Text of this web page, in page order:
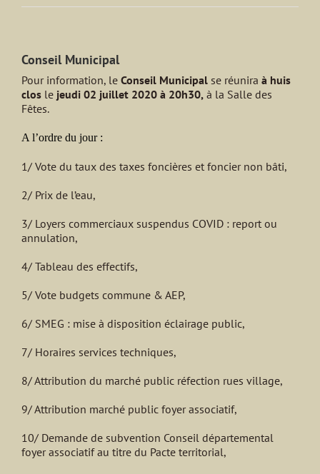
Conseil Municipal
Pour information, le Conseil Municipal se réunira à huis
clos le jeudi 02 juillet 2020 à 20h30, à la Salle des
Fêtes.
A l’ordre du jour :
1/ Vote du taux des taxes foncières et foncier non bâti,
2/ Prix de l’eau,
3/ Loyers commerciaux suspendus COVID : report ou
annulation,
4/ Tableau des effectifs,
5/ Vote budgets commune & AEP,
6/ SMEG : mise à disposition éclairage public,
7/ Horaires services techniques,
8/ Attribution du marché public réfection rues village,
9/ Attribution marché public foyer associatif,
10/ Demande de subvention Conseil départemental
foyer associatif au titre du Pacte territorial,